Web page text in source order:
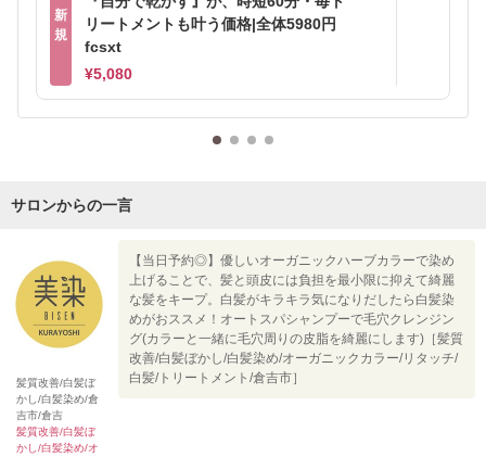
新
規
リートメントも叶う価格|全体5980円
fcsxt
¥5,080
サロンからの一言
髪質改善/白髪ぼ
かし/白髪染め/倉
吉市/倉吉
髪質改善/白髪ぼ
かし/白髪染め/オ
【当日予約◎】優しいオーガニックハーブカラーで染め
上げることで、髪と頭皮には負担を最小限に抑えて綺麗
な髪をキープ。白髪がキラキラ気になりだしたら白髪染
めがおススメ！オートスパシャンプーで毛穴クレンジン
グ(カラーと一緒に毛穴周りの皮脂を綺麗にします)［髪質
改善/白髪ぼかし/白髪染め/オーガニックカラー/リタッチ/
白髪/トリートメント/倉吉市］